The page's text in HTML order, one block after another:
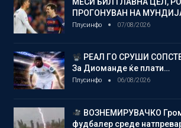
ПРОГОНУВАН НА
Плусинфо 07/08/2026
РЕАЛ ГО СРУШИ
За Диоманде ќе плати…
Плусинфо 06/08/2026
ВОЗНЕМИРУВАЧКО
фудбалер среде